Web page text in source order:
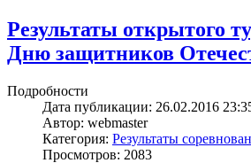
Результаты открытого
Дню защитников
Подробности
Дата публикации: 26.02.2016
Автор: webmaster
Категория: Результаты
Просмотров: 2083